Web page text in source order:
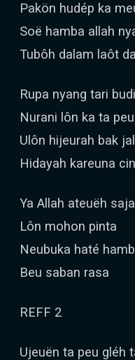
Pakön hudép ka
Soë hamba allah
Tubôh dalam laôt
Rupa nyang tari
Nurani lôn ka ta
Ulôn hijeurah bak
Hidayah kareuna
Ya Allah ateuëh
Lôn mohon pinta
Neubuka haté
Beu saban rasa
REFF 2
Ujeuën ta peu gléh